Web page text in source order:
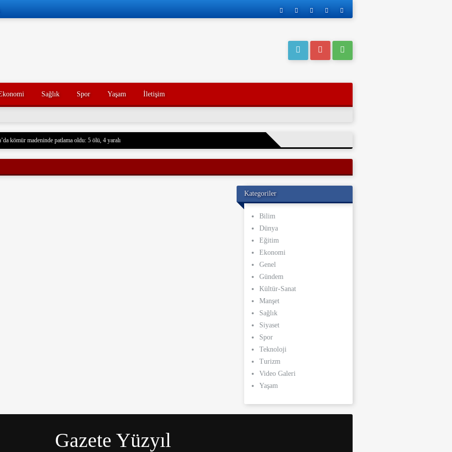
Sağlık Spor Yaşam İletişim
kömür madeninde patlama oldu: 5 ölü, 4 yaralı
hayatını kaybeden oğlunun trajik ölümünü yaşayan bir baba, acı dolu bir tesadüf sonucu aynı kaderi
ölümünden tam 7 yıl sonra, baba da geçirdiği bir kaza sonucu hayatını kaybetti. Aile üyeleri ve yakınları, bu
Kategoriler
Bilim
Dünya
Eğitim
Ekonomi
Genel
Gündem
Kültür-Sanat
Manşet
Sağlık
Siyaset
Spor
Teknoloji
Turizm
Video Galeri
Yaşam
Gazete Yüzyıl